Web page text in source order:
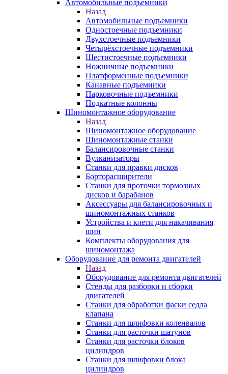
Автомобильные подъемники
Назад
Автомобильные подъемники
Одностоечные подъемники
Двухстоечные подъемники
Четырёхстоечные подъемники
Шестистоечные подъемники
Ножничные подъемники
Платформенные подъемники
Канавные подъемники
Парковочные подъемники
Подкатные колонны
Шиномонтажное оборудование
Назад
Шиномонтажное оборудование
Шиномонтажные станки
Балансировочные станки
Вулканизаторы
Станки для правки дисков
Борторасширители
Станки для проточки тормозных
дисков и барабанов
Аксессуары для балансировочных и
шиномонтажных станков
Устройства и клети для накачивания
шин
Комплекты оборудования для
шиномонтажа
Оборудование для ремонта двигателей
Назад
Оборудование для ремонта двигателей
Стенды для разборки и сборки
двигателей
Станки для обработки фаски седла
клапана
Станки для шлифовки коленвалов
Станки для расточки шатунов
Станки для расточки блоков
цилиндров
Станки для шлифовки блока
цилиндров